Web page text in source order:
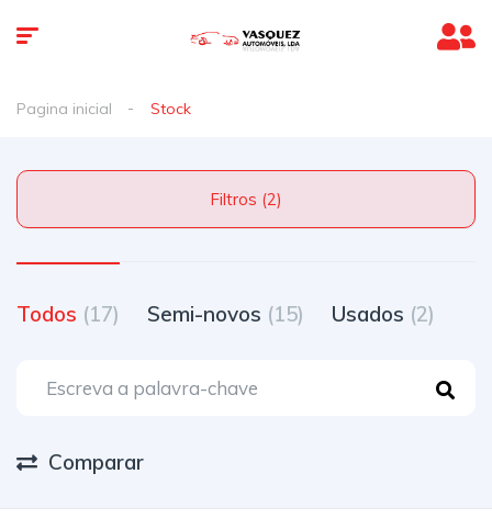
Pagina inicial Stock
Filtros (2)
Todos (17) Semi-novos (15) Usados (2)
Comparar